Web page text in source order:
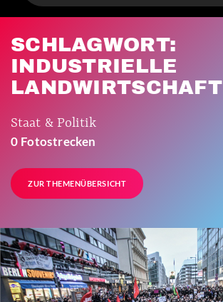
SCHLAGWORT:
INDUSTRIELLE
LANDWIRTSCHAFT
Staat & Politik
0 Fotostrecken
ZUR THEMENÜBERSICHT